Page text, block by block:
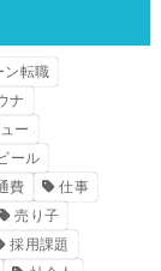
ン転職
ナ
ー
ール
費
仕事
売り子
採用課題